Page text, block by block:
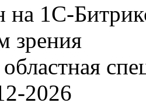
на 1С-
зрения
2026